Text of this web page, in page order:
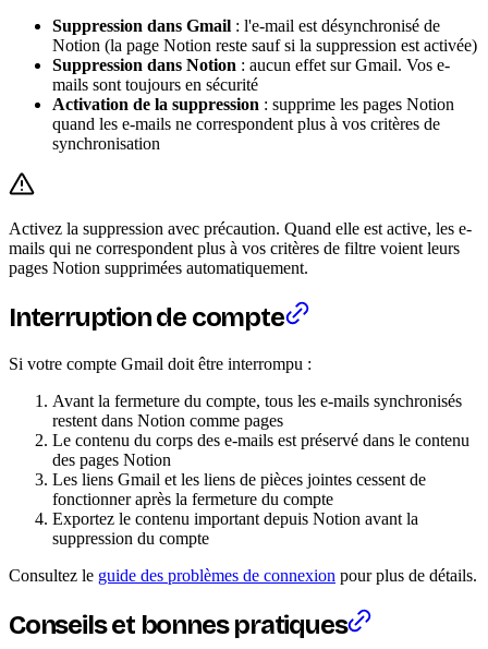
Suppression dans Gmail : l'e-mail est désynchronisé de
Notion (la page Notion reste sauf si la suppression est activée)
Suppression dans Notion : aucun effet sur Gmail. Vos e-
mails sont toujours en sécurité
Activation de la suppression : supprime les pages Notion
quand les e-mails ne correspondent plus à vos critères de
synchronisation
Activez la suppression avec précaution. Quand elle est active, les e-
mails qui ne correspondent plus à vos critères de filtre voient leurs
pages Notion supprimées automatiquement.
Interruption de compte
Si votre compte Gmail doit être interrompu :
Avant la fermeture du compte, tous les e-mails synchronisés
restent dans Notion comme pages
Le contenu du corps des e-mails est préservé dans le contenu
des pages Notion
Les liens Gmail et les liens de pièces jointes cessent de
fonctionner après la fermeture du compte
Exportez le contenu important depuis Notion avant la
suppression du compte
Consultez le guide des problèmes de connexion pour plus de détails.
Conseils et bonnes pratiques